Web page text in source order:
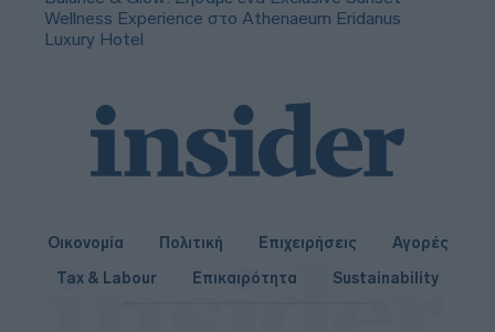
Wellness Experience στο Athenaeum Eridanus
Luxury Hotel
Οικονομία Πολιτική Επιχειρήσεις
Αγορές
Tax & Labour
Επικαιρότητα Sustainability